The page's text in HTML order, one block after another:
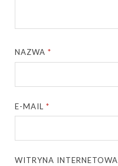
NAZWA*
E-MAIL*
WITRYNA INTERNETOWA